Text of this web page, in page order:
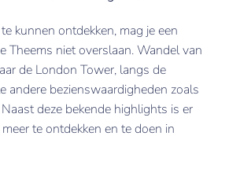
kunnen ontdekken, mag je een
Theems niet overslaan. Wandel van
de London Tower, langs de
andere bezienswaardigheden zoals
deze bekende highlights is er
te ontdekken en te doen in